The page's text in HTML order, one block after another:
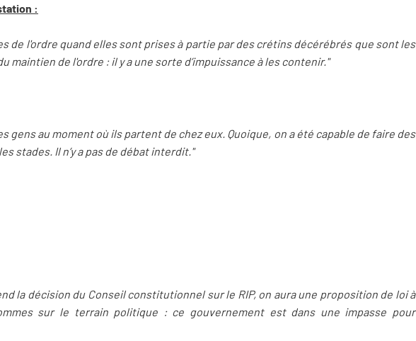
:
de l'ordre quand elles sont prises à partie par des crétins décérébrés que sont les
maintien de l'ordre : il y a une sorte d’impuissance à les contenir."
gens au moment où ils partent de chez eux. Quoique, on a été capable de faire des
stades. Il n’y a pas de débat interdit."
la décision du Conseil constitutionnel sur le RIP, on aura une proposition de loi à
sur le terrain politique : ce gouvernement est dans une impasse pour